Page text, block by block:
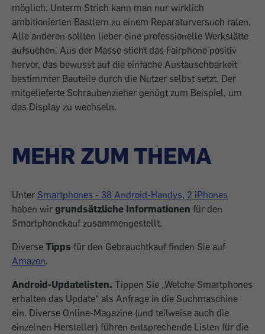
möglich. Unterm Strich kann man nur wirklich
ambitionierten Bastlern zu einem Reparatur­versuch raten.
Alle anderen sollten lieber eine professionelle Werkstätte
aufsuchen. Aus der Masse sticht das Fairphone positiv
hervor, das bewusst auf die einfache Austauschbarkeit
bestimmter Bauteile durch die Nutzer selbst setzt. Der
mitgelieferte Schraubenzieher genügt zum Beispiel, um
das Display zu wechseln.
MEHR ZUM THEMA
Unter Smartphones - 38 Android-Handys, 2 iPhones
haben wir grundsätzliche Informationen für den
Smartphonekauf zusammengestellt.
Diverse Tipps für den Gebrauchtkauf finden Sie auf
Amazon.
Android-Updatelisten. Tippen Sie „Welche Smartphones
erhalten das Update“ als Anfrage in die Suchmaschine
ein. Diverse Online-Maga­zine (und teilweise auch die
einzelnen Hersteller) führen entsprechende Listen für die